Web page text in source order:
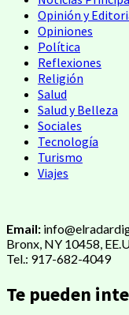
Opinión y
Opiniones
Política
Reflexiones
Religión
Salud
Salud y Belleza
Sociales
Tecnología
Turismo
Viajes
Email:
Bronx, NY 10458,
Tel.: 917-682-4049
Te pueden